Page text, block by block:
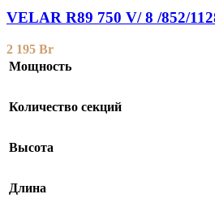
VELAR R89 750 V/ 8 /852/
2 195 Br
Мощность
Количество секций
Высота
Длина